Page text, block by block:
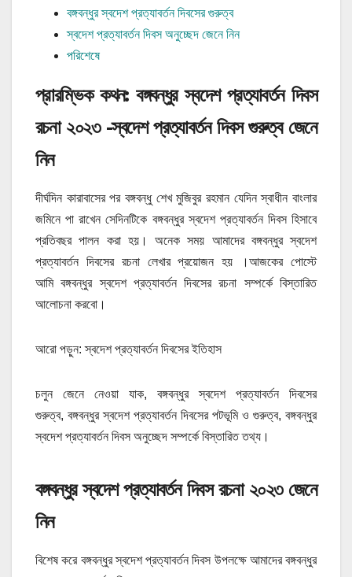
বঙ্গবন্ধুর স্বদেশ প্রত্যাবর্তন দিবসের গুরুত্ব
স্বদেশ প্রত্যাবর্তন দিবস অনুচ্ছেদ জেনে নিন
পরিশেষে
প্রারম্ভিক কথন: বঙ্গবন্ধুর স্বদেশ প্রত্যাবর্তন দিবস
রচনা ২০২৩ -স্বদেশ প্রত্যাবর্তন দিবস গুরুত্ব জেনে
নিন
দীর্ঘদিন কারাবাসের পর বঙ্গবন্ধু শেখ মুজিবুর রহমান যেদিন স্বাধীন বাংলার
জমিনে পা রাখেন সেদিনটিকে বঙ্গবন্ধুর স্বদেশ প্রত্যাবর্তন দিবস হিসাবে
প্রতিবছর পালন করা হয়। অনেক সময় আমাদের বঙ্গবন্ধুর স্বদেশ
প্রত্যাবর্তন দিবসের রচনা লেখার প্রয়োজন হয় ।আজকের পোস্টে
আমি বঙ্গবন্ধুর স্বদেশ প্রত্যাবর্তন দিবসের রচনা সম্পর্কে বিস্তারিত
আলোচনা করবো।
আরো পড়ুন: স্বদেশ প্রত্যাবর্তন দিবসের ইতিহাস
চলুন জেনে নেওয়া যাক, বঙ্গবন্ধুর স্বদেশ প্রত্যাবর্তন দিবসের
গুরুত্ব, বঙ্গবন্ধুর স্বদেশ প্রত্যাবর্তন দিবসের পটভূমি ও গুরুত্ব, বঙ্গবন্ধুর
স্বদেশ প্রত্যাবর্তন দিবস অনুচ্ছেদ সম্পর্কে বিস্তারিত তথ্য।
বঙ্গবন্ধুর স্বদেশ প্রত্যাবর্তন দিবস রচনা ২০২৩ জেনে
নিন
বিশেষ করে বঙ্গবন্ধুর স্বদেশ প্রত্যাবর্তন দিবস উপলক্ষে আমাদের বঙ্গবন্ধুর